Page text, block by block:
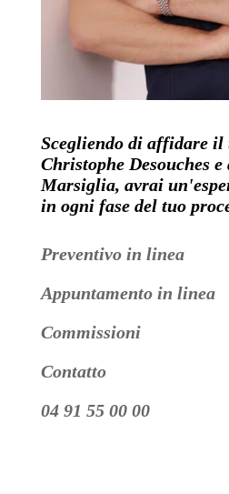
Scegliendo di affidare il
Christophe Desouches e
Marsiglia, avrai
in ogni fase del tuo
Preventivo in linea
Appuntamento in linea
Commissioni
Contatto
04 91 55 00 00